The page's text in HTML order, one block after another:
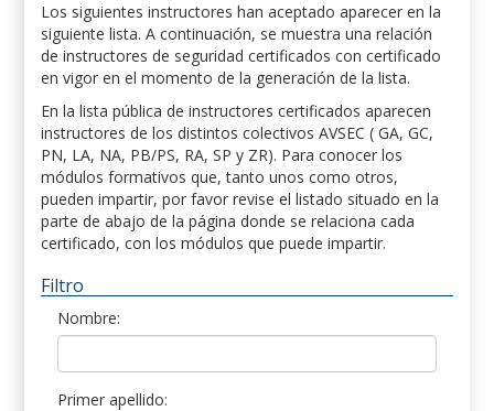
Los siguientes instructores han aceptado aparecer en la
siguiente lista. A continuación, se muestra una relación
de instructores de seguridad certificados con certificado
en vigor en el momento de la generación de la lista.
En la lista pública de instructores certificados aparecen
instructores de los distintos colectivos AVSEC ( GA, GC,
PN, LA, NA, PB/PS, RA, SP y ZR). Para conocer los
módulos formativos que, tanto unos como otros,
pueden impartir, por favor revise el listado situado en la
parte de abajo de la página donde se relaciona cada
certificado, con los módulos que puede impartir.
Filtro
Nombre:
Primer apellido: